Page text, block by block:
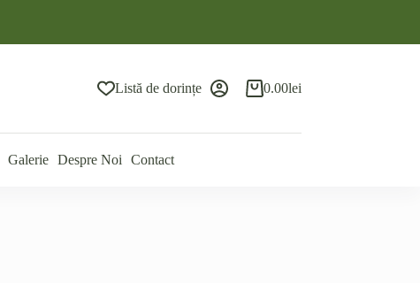
Listă de dorințe
Coș0.00lei
Galerie Despre Noi Contact